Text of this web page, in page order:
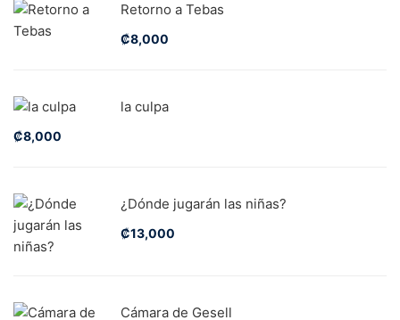
Retorno a Tebas
₡8,000
la culpa
₡8,000
¿Dónde jugarán las niñas?
₡13,000
Cámara de Gesell